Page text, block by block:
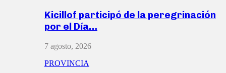
Kicillof participó de la peregrinación
por el Día…
7 agosto, 2026
PROVINCIA